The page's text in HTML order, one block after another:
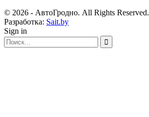
© 2026 - АвтоГродно. All Rights Reserved.
Разработка: Sait.by
Sign in